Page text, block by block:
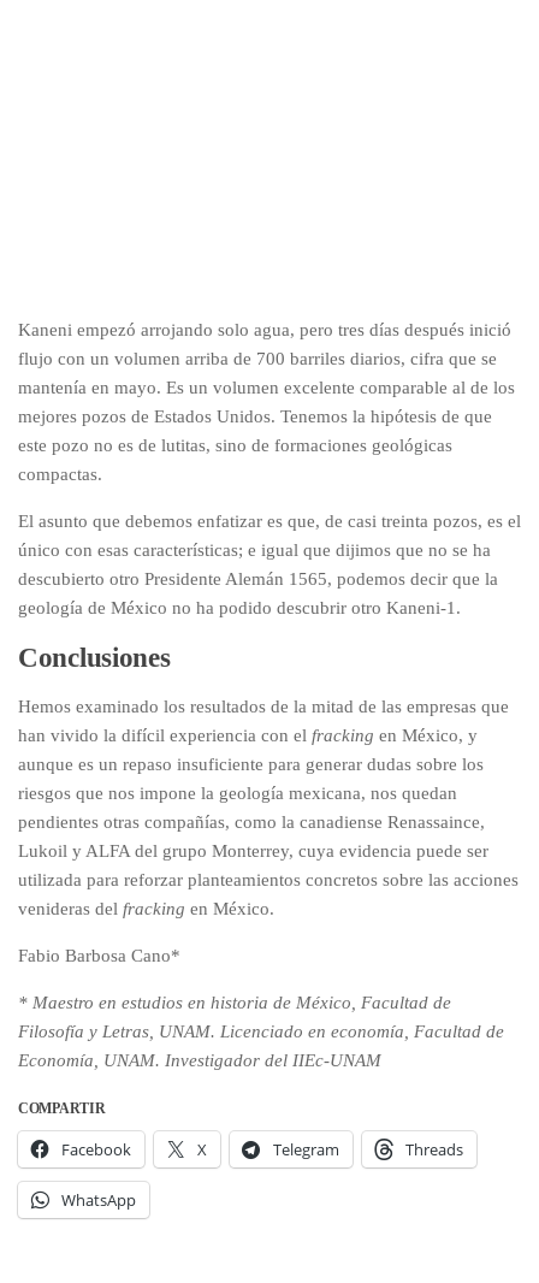
Kaneni empezó arrojando solo agua, pero tres días después inició
flujo con un volumen arriba de 700 barriles diarios, cifra que se
mantenía en mayo. Es un volumen excelente comparable al de los
mejores pozos de Estados Unidos. Tenemos la hipótesis de que
este pozo no es de lutitas, sino de formaciones geológicas
compactas.
El asunto que debemos enfatizar es que, de casi treinta pozos, es el
único con esas características; e igual que dijimos que no se ha
descubierto otro Presidente Alemán 1565, podemos decir que la
geología de México no ha podido descubrir otro Kaneni-1.
Conclusiones
Hemos examinado los resultados de la mitad de las empresas que
han vivido la difícil experiencia con el fracking en México, y
aunque es un repaso insuficiente para generar dudas sobre los
riesgos que nos impone la geología mexicana, nos quedan
pendientes otras compañías, como la canadiense Renassaince,
Lukoil y ALFA del grupo Monterrey, cuya evidencia puede ser
utilizada para reforzar planteamientos concretos sobre las acciones
venideras del fracking en México.
Fabio Barbosa Cano*
* Maestro en estudios en historia de México, Facultad de
Filosofía y Letras, UNAM. Licenciado en economía, Facultad de
Economía, UNAM. Investigador del IIEc-UNAM
COMPARTIR
Facebook X Telegram Threads
WhatsApp